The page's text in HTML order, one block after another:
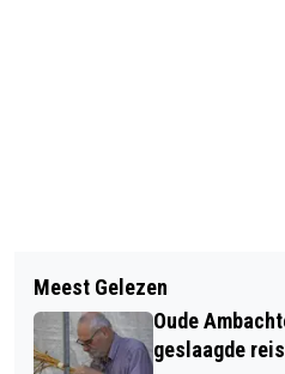
SPELD VAN
HOEDEMAKERS UIT
MUNSTERGLANER
BESTAAN
Meest Gelezen
Oude
geslaagde